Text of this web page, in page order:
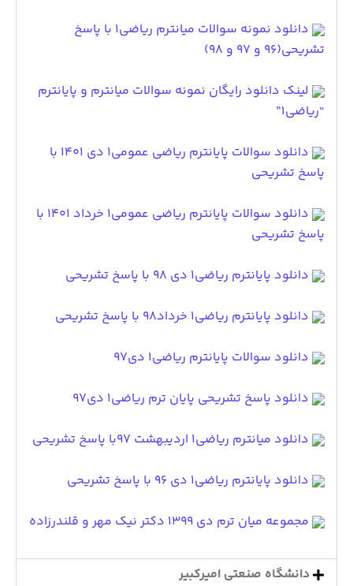
دانلود نمونه سوالات میانترم ریاضی۱ با پاسخ
تشریحی(96 و 97 و 98)
لینک دانلود رایگان نمونه سوالات میانترم و پایانترم
“ریاضی1”
دانلود سوالات پایانترم ریاضی عمومی1 دی 1401 با
پاسخ تشریحی
دانلود سوالات پایانترم ریاضی عمومی1 خرداد 1401 با
پاسخ تشریحی
دانلود پایانترم ریاضی۱ دی ۹۸ با پاسخ تشریحی
دانلود پایانترم ریاضی۱ خرداد۹۸ با پاسخ تشریحی
دانلود سوالات پایانترم ریاضی۱ دی۹۷
دانلود پاسخ تشریحی پایان ترم ریاضی۱ دی۹۷
دانلود میانترم ریاضی۱ اردیبهشت ۹۷با پاسخ تشریحی
دانلود پایانترم ریاضی1 دی 96 با پاسخ تشریحی
مجموعه میان ترم دی 1399 دکتر نیک مهر و قلندرزاده
دانشگاه صنعتی امیرکبیر